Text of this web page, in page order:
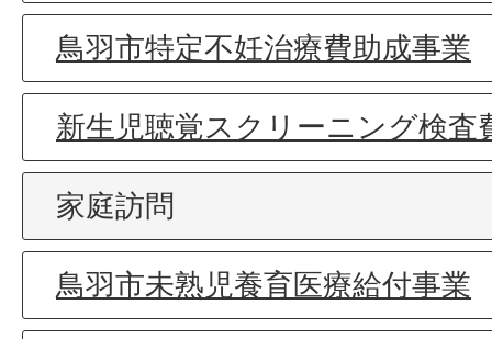
鳥羽市特定不妊治療費助成事業
新生児聴覚スクリーニング検査
家庭訪問
鳥羽市未熟児養育医療給付事業